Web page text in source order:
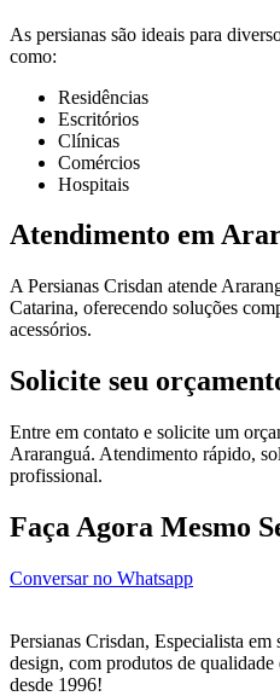
As persianas são ideais para
como:
Residências
Escritórios
Clínicas
Comércios
Hospitais
Atendimento em
A Persianas Crisdan atende
Catarina, oferecendo soluções
acessórios.
Solicite seu
Entre em contato e solicite um
Araranguá. Atendimento rápido,
profissional.
Faça Agora Mesmo
Conversar no Whatsapp
Persianas Crisdan, Especialista em
design, com produtos de
desde 1996!